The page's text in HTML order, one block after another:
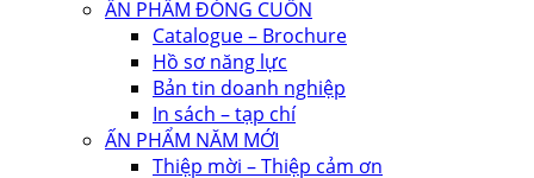
ẤN PHẨM ĐÓNG CUỐN
Catalogue – Brochure
Hồ sơ năng lực
Bản tin doanh nghiệp
In sách – tạp chí
ẤN PHẨM NĂM MỚI
Thiệp mời – Thiệp cảm ơn